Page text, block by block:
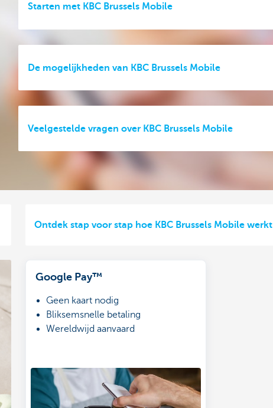
Starten met KBC Brussels Mobile
De mogelijkheden van KBC Brussels Mobile
Veelgestelde vragen over KBC Brussels Mobile
Ontdek stap voor stap hoe KBC Brussels Mobile werkt
Google Pay™
Geen kaart nodig
Bliksemsnelle betaling
Wereldwijd aanvaard